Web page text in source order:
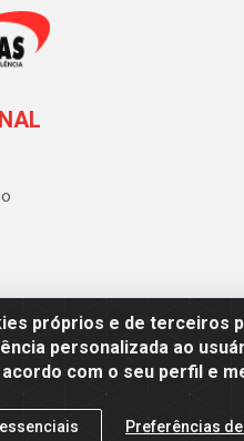
próprios e de terceiros
personalizada ao
com o seu perfil e
Preferências
Polybalas - Rua João Miguel